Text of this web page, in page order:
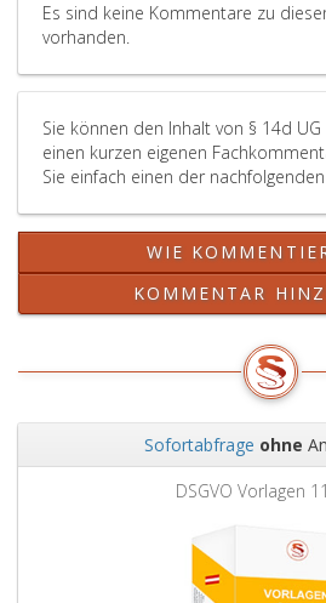
Es sind keine Kommentare zu
vorhanden.
Sie können den Inhalt von § 14d
einen kurzen eigenen
Sie einfach einen der
WIE
KOMMENTAR
Sofortabfrage ohne
DSGVO Vorlagen